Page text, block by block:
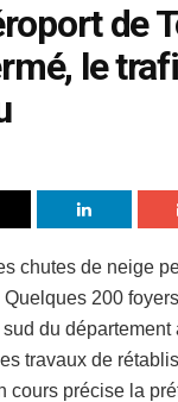
de
le
chutes de neige
Quelques 200
du département
travaux de
cours précise la